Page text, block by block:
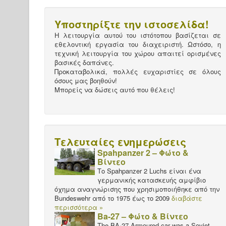
Υποστηρίξτε την ιστοσελίδα!
Η λειτουργία αυτού του ιστότοπου βασίζεται σε
εθελοντική εργασία του διαχειριστή. Ωστόσο, η
τεχνική λειτουργία του χώρου απαιτεί ορισμένες
βασικές δαπάνες.
Προκαταβολικά, πολλές ευχαριστίες σε όλους
όσους μας βοηθούν!
Μπορείς να δώσεις αυτό που θέλεις!
Τελευταίες ενημερώσεις
Spahpanzer 2 – Φώτο &
Βίντεο
Το Spahpanzer 2 Luchs είναι ένα
γερμανικής κατασκευής αμφίβιο
όχημα αναγνώρισης που χρησιμοποιήθηκε από την
Bundeswehr από το 1975 έως το 2009 διαβάστε
περισσότερα »
Ba-27 – Φώτο & Βίντεο